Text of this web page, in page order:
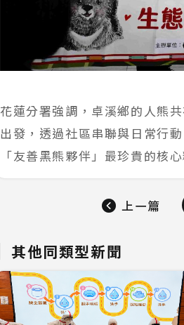
花蓮分署強調，卓溪鄉的人熊
出發，透過社區串聯與日常行
「友善黑熊夥伴」最珍貴的核心
上一篇
其他同類型新聞